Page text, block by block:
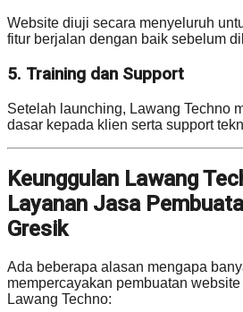
Website diuji secara menyeluruh
fitur berjalan dengan baik sebelum
5. Training dan Support
Setelah launching, Lawang Techno
dasar kepada klien serta support
Keunggulan Lawang
Layanan Jasa
Gresik
Ada beberapa alasan mengapa
mempercayakan pembuatan
Lawang Techno: